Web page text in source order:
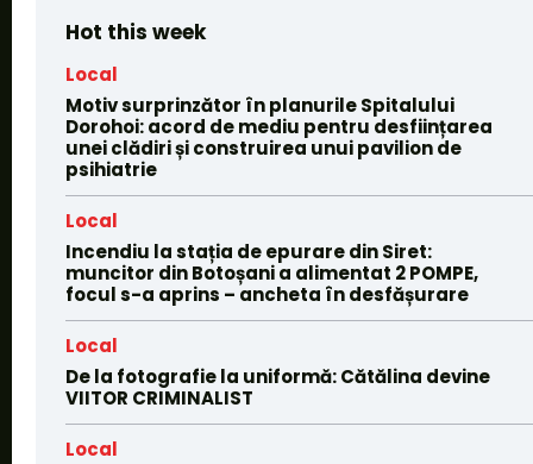
Hot this week
Local
Motiv surprinzător în planurile Spitalului
Dorohoi: acord de mediu pentru desființarea
unei clădiri și construirea unui pavilion de
psihiatrie
Local
Incendiu la stația de epurare din Siret:
muncitor din Botoșani a alimentat 2 POMPE,
focul s-a aprins – ancheta în desfășurare
Local
De la fotografie la uniformă: Cătălina devine
VIITOR CRIMINALIST
Local